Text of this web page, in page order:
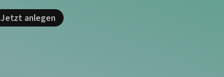
Jetzt anlegen